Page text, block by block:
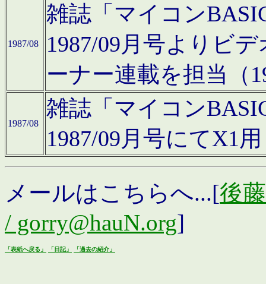
1987/08
雑誌「マイコン
1987/09月号よりビ
ーナー連載を担当（
1987/08
雑誌「マイコン
1987/09月号にてX1
メールはこちらへ...[後
/ gorry@hauN.org]
「表紙へ戻る」 「日記」 「過去の紹介」